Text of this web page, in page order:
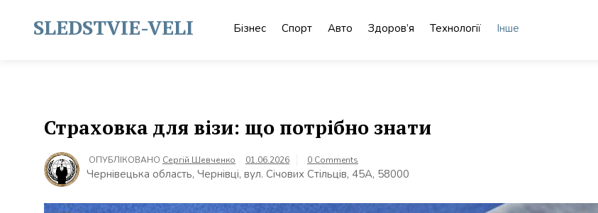
contentSLEDSTVIE-VELI Бізнес Спорт Авто Здоров’я Технології Інше
Страховка для візи: що потрібно знати
ОПУБЛІКОВАНО Сергій Шевченко 01.06.2026 0 Comments
Чернівецька область, Чернівці, вул. Січових Стільців, 45А, 58000